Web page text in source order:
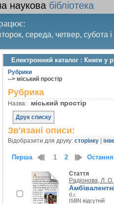
наукова бібліотека
середа, четвер, субота
– п’ятниця. Останній четвер
Електронний каталог : Книги у
Рубрики
--> міський простір
Рубрика
Назва: міський простір
Друк списку
Зв'язані описи:
Відобразити для друку: сторінку
Перша 1 2 Остання
Стаття
Радіонова, Л. О.
б.г.
ISBN відсутній